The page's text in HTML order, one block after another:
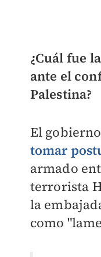
¿Cuál fue
ante el
Palestina?
El
tomar
armado
terrorista
la
como